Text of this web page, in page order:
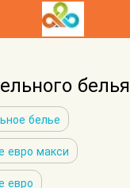
белья
белье
евро макси
евро